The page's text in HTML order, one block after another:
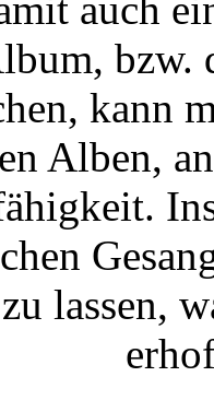
auch
bzw.
kann
Alben,
lassen,